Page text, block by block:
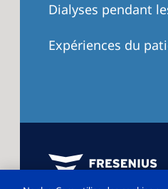
Dialyses pendant
Expériences du